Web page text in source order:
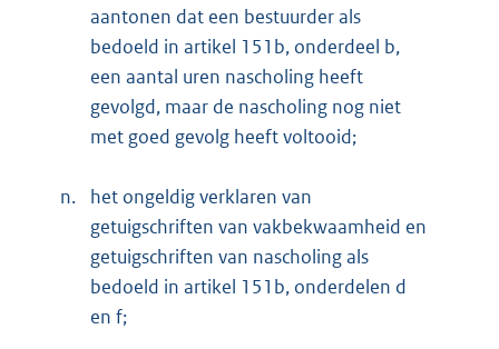
aantonen dat een bestuurder als
bedoeld in artikel 151b, onderdeel b,
een aantal uren nascholing heeft
gevolgd, maar de nascholing nog niet
met goed gevolg heeft voltooid;
n.
het ongeldig verklaren van
getuigschriften van vakbekwaamheid en
getuigschriften van nascholing als
bedoeld in artikel 151b, onderdelen d
en f;